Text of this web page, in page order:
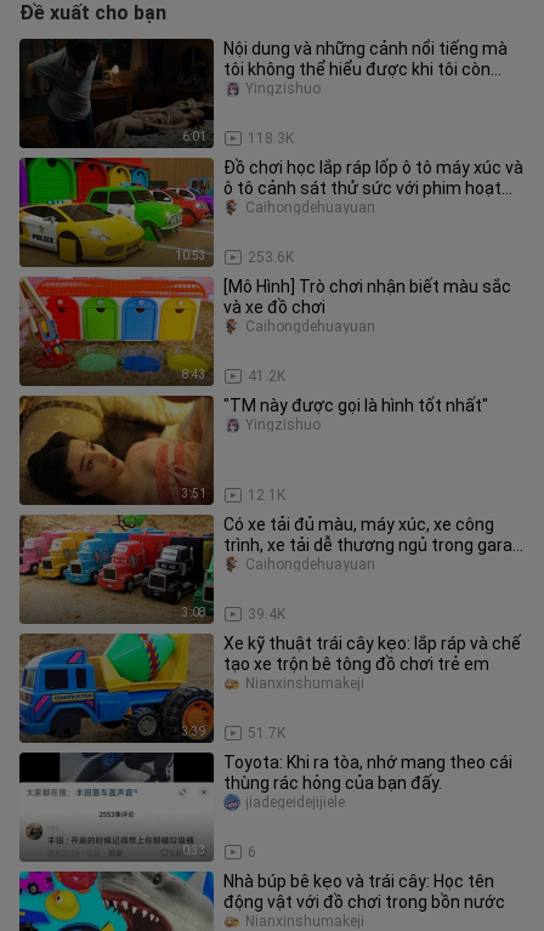
Đề xuất cho bạn
6:01
Nội dung và những cảnh nổi tiếng mà
tôi không thể hiểu được khi tôi còn
nhỏ, nhưng hiểu được trong v
118.3K
Yingzishuo
10:53
Đồ chơi học lắp ráp lốp ô tô máy xúc và
ô tô cảnh sát thử sức với phim hoạt
hình
253.6K
Caihongdehuayuan
8:43
[Mô Hình] Trò chơi nhận biết màu sắc
và xe đồ chơi
41.2K
Caihongdehuayuan
3:51
"TM này được gọi là hình tốt nhất"
12.1K
Yingzishuo
3:08
Có xe tải đủ màu, máy xúc, xe công
trình, xe tải dễ thương ngủ trong gara
ô tô.
39.4K
Caihongdehuayuan
3:39
Xe kỹ thuật trái cây kẹo: lắp ráp và chế
tạo xe trộn bê tông đồ chơi trẻ em
51.7K
Nianxinshumakeji
0:33
Toyota: Khi ra tòa, nhớ mang theo cái
thùng rác hỏng của bạn đấy.
6
jiadegeidejijiele
Nhà búp bê kẹo và trái cây: Học tên
động vật với đồ chơi trong bồn nước
Nianxinshumakeji